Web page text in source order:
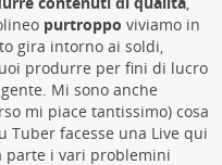
purtroppo viviamo in
gira intorno ai soldi,
produrre per fini di lucro
Mi sono anche
mi piace tantissimo) cosa
Tuber facesse una Live qui
parte i vari problemini